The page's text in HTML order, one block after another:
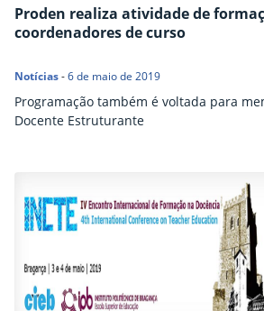
Proden realiza atividade de
coordenadores de curso
Notícias-6 de maio de 2019
Programação também é voltada para
Docente Estruturante